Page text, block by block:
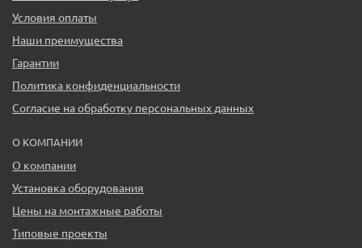
Условия оплаты
Наши преимущества
Гарантии
Политика конфиденциальности
Согласие на обработку персональных данных
О КОМПАНИИ
О компании
Установка оборудования
Цены на монтажные работы
Типовые проекты